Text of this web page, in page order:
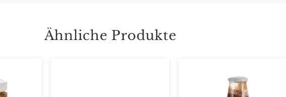
Ähnliche Produkte